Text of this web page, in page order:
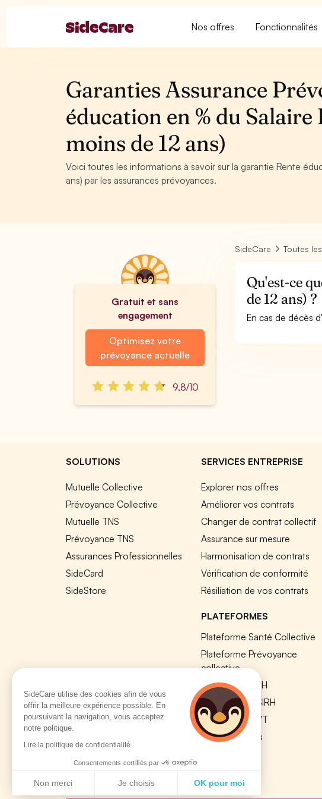
Nos offres Fonctionnalités
Garanties Assurance
éducation en % du
moins de 12 ans)
Voici toutes les informations à savoir sur la garantie Rente
ans) par les assurances prévoyances.
Gratuit et sans
engagement
Optimisez votre
prévoyance actuelle
9,8/10
SideCare Toutes
Qu'est-ce
de 12 ans) ?
En cas de décès
SOLUTIONS
Mutuelle Collective
Prévoyance Collective
Mutuelle TNS
Prévoyance TNS
Assurances Professionnelles
SideCard
SideStore
SERVICES ENTREPRISE
Explorer nos offres
Améliorer vos contrats
Changer de contrat collectif
Assurance sur mesure
Harmonisation de contrats
Vérification de conformité
Résiliation de vos contrats
PLATEFORMES
Plateforme Santé Collective
Plateforme Prévoyance
collective
Plateforme SIRH
Nos modules SIRH
Plateforme QVT
Tous nos outils
SideCare utilise des cookies afin de vous
offrir la meilleure expérience possible. En
poursuivant la navigation, vous acceptez
notre politique.
Lire la politique de confidentialité
Consentements certifiés par
Non merci Je choisis OK pour moi